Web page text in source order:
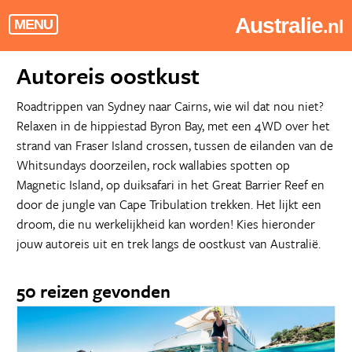
MENU Australie.nl
Autoreis oostkust
Roadtrippen van Sydney naar Cairns, wie wil dat nou niet?
Relaxen in de hippiestad Byron Bay, met een 4WD over het
strand van Fraser Island crossen, tussen de eilanden van de
Whitsundays doorzeilen, rock wallabies spotten op
Magnetic Island, op duiksafari in het Great Barrier Reef en
door de jungle van Cape Tribulation trekken. Het lijkt een
droom, die nu werkelijkheid kan worden! Kies hieronder
jouw autoreis uit en trek langs de oostkust van Australië.
50 reizen gevonden